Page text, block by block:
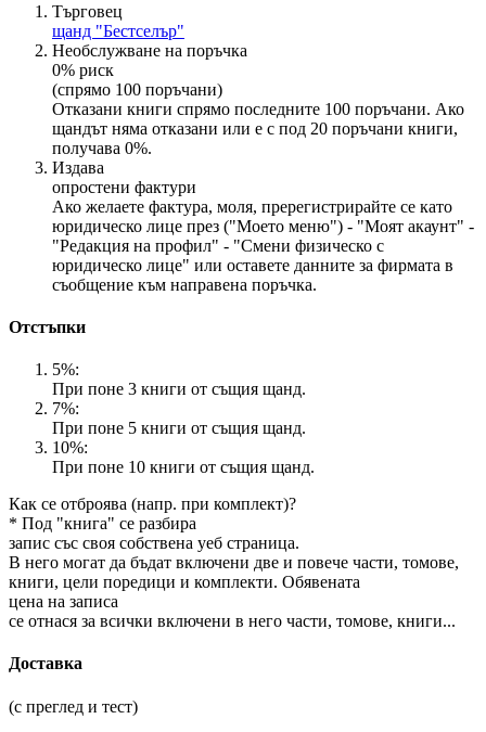
Търговец
щанд "Бестселър"
Необслужване на поръчка
0% риск
(спрямо 100 поръчани)
Отказани книги спрямо последните 100 поръчани. Ако
щандът няма отказани или е с под 20 поръчани книги,
получава 0%.
Издава
опростени фактури
Ако желаете фактура, моля, пререгистрирайте се като
юридическо лице през ("Моето меню") - "Моят акаунт" -
"Редакция на профил" - "Смени физическо с
юридическо лице" или оставете данните за фирмата в
съобщение към направена поръчка.
Отстъпки
5%:
При поне 3 книги от същия щанд.
7%:
При поне 5 книги от същия щанд.
10%:
При поне 10 книги от същия щанд.
Как се отброява (напр. при комплект)?
* Под "книга" се разбира
запис със своя собствена уеб страница.
В него могат да бъдат включени две и повече части, томове,
книги, цели поредици и комплекти. Обявената
цена на записа
се отнася за всички включени в него части, томове, книги...
Доставка
(с преглед и тест)